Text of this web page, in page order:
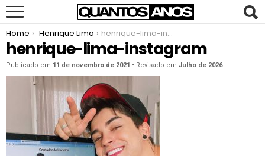
You are here:
Home Henrique Lima henrique-lima-instagram
henrique-lima-instagram
Publicado em 11 de novembro de 2021 • Revisado em Julho de 2026